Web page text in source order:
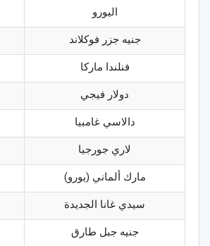
اليورو
جنيه جزر فوكلاند
فنلندا ماركا
دولار فيجي
دالاسي غامبيا
لاري جورجيا
مارك ألماني (يورو)
سيدي غانا الجديدة
جنيه جبل طارق